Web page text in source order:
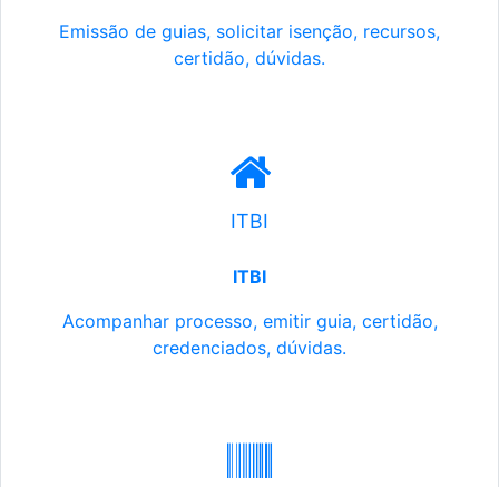
Emissão de guias, solicitar isenção, recursos,
certidão, dúvidas.
ITBI
ITBI
Acompanhar processo, emitir guia, certidão,
credenciados, dúvidas.